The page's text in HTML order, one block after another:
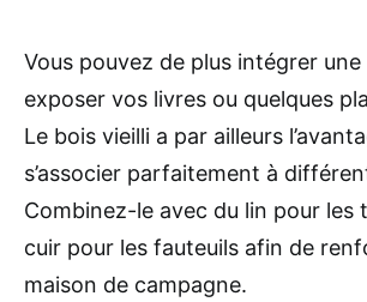
Vous pouvez de plus intégrer
exposer vos livres ou quelques
Le bois vieilli a par ailleurs
s’associer parfaitement à
Combinez-le avec du lin pour les
cuir pour les fauteuils afin de
maison de campagne.